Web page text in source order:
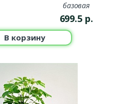
модели создают эффект
Такие кашпо идеально подходят
базовая
699.5 р.
В корзину